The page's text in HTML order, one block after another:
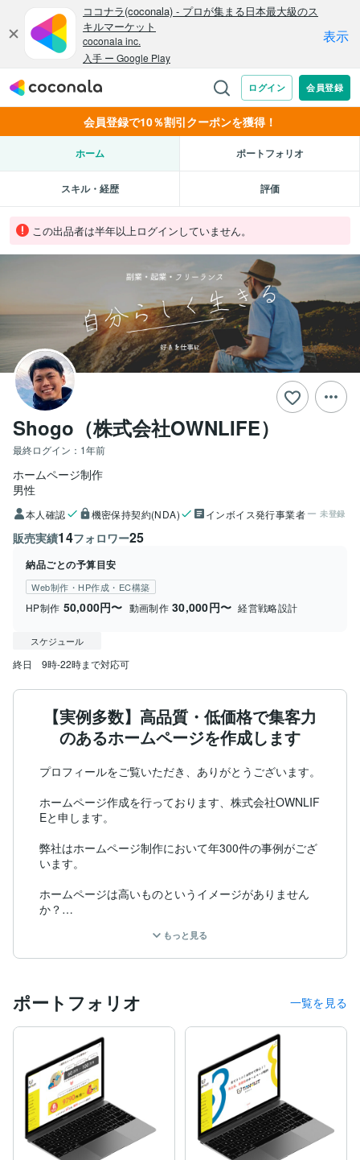
会員登録で10％割引クーポンを獲得！
ホーム ポートフォリオ
スキル・経歴 評価
この出品者は半年以上ログインしていません。
Shogo（株式会社OWNLIFE）
最終ログイン： 1年前
ホームページ制作
男性
本人確認 機密保持契約(NDA) インボイス発行事業者 未登録
販売実績14フォロワー25
納品ごとの予算目安
Web制作・HP作成・EC構築
HP制作 50,000円〜 動画制作 30,000円〜 経営戦略設計
スケジュール
終日　9時-22時まで対応可
【実例多数】高品質・低価格で集客力
のあるホームページを作成します
プロフィールをご覧いただき、ありがとうございます。
ホームページ作成を行っております、株式会社OWNLIF
Eと申します。
弊社はホームページ制作において年300件の事例がござ
います。
ホームページは高いものというイメージがありません
か？
そんな方のために、シンプルで見やすいホームページを
格安で提供したいと考えております
ホームページを、最安・最速でというコンセプトで商品
を出品しております。
【ホームページ作成へのこだわり】
ネットの知識があまりない方でも、極力ご自分で更新で
きるような作りを心がけております。
ご自分でホームページを更新することが可能です。
もっと見る
ポートフォリオ 一覧を見る